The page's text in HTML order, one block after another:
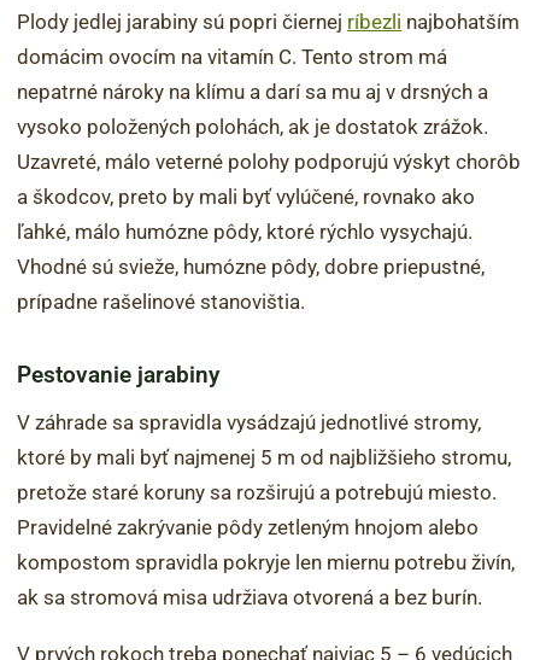
Plody jedlej jarabiny sú popri čiernej ríbezli najbohatším
domácim ovocím na vitamín C. Tento strom má
nepatrné nároky na klímu a darí sa mu aj v drsných a
vysoko položených polohách, ak je dostatok zrážok.
Uzavreté, málo veterné polohy podporujú výskyt chorôb
a škodcov, preto by mali byť vylúčené, rovnako ako
ľahké, málo humózne pôdy, ktoré rýchlo vysychajú.
Vhodné sú svieže, humózne pôdy, dobre priepustné,
prípadne rašelinové stanovištia.
Pestovanie jarabiny
V záhrade sa spravidla vysádzajú jednotlivé stromy,
ktoré by mali byť najmenej 5 m od najbližšieho stromu,
pretože staré koruny sa rozširujú a potrebujú miesto.
Pravidelné zakrývanie pôdy zetleným hnojom alebo
kompostom spravidla pokryje len miernu potrebu živín,
ak sa stromová misa udržiava otvorená a bez burín.
V prvých rokoch treba ponechať najviac 5 – 6 vedúcich